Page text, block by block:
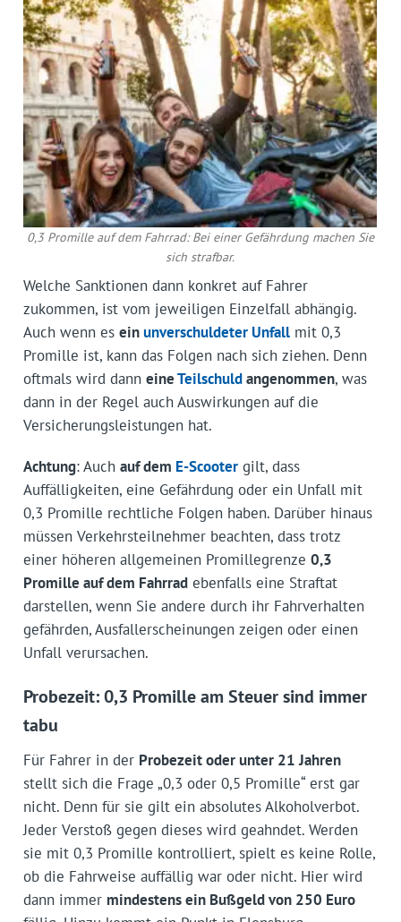
0,3 Promille auf dem Fahrrad: Bei einer Gefährdung machen Sie
sich strafbar.
Welche Sanktionen dann konkret auf Fahrer
zukommen, ist vom jeweiligen Einzelfall abhängig.
Auch wenn es einunverschuldeter Unfallmit 0,3
Promille ist, kann das Folgen nach sich ziehen. Denn
oftmals wird dann eineTeilschuldangenommen, was
dann in der Regel auch Auswirkungen auf die
Versicherungsleistungen hat.
Achtung: Auch auf dem E-Scootergilt, dass
Auffälligkeiten, eine Gefährdung oder ein Unfall mit
0,3 Promille rechtliche Folgen haben. Darüber hinaus
müssen Verkehrsteilnehmer beachten, dass trotz
einer höheren allgemeinen Promillegrenze 0,3
Promille auf dem Fahrradebenfalls eine Straftat
darstellen, wenn Sie andere durch ihr Fahrverhalten
gefährden, Ausfallerscheinungen zeigen oder einen
Unfall verursachen.
Probezeit: 0,3 Promille am Steuer sind immer
tabu
Für Fahrer in der Probezeit oder unter 21 Jahren
stellt sich die Frage „0,3 oder 0,5 Promille“ erst gar
nicht. Denn für sie gilt ein absolutes Alkoholverbot.
Jeder Verstoß gegen dieses wird geahndet. Werden
sie mit 0,3 Promille kontrolliert, spielt es keine Rolle,
ob die Fahrweise auffällig war oder nicht. Hier wird
dann immer mindestens ein Bußgeld von 250 Euro